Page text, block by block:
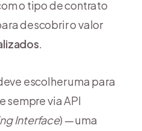
o tipo de contrato
descobrir o valor
.
escolher uma para
sempre via API
Interface) — uma